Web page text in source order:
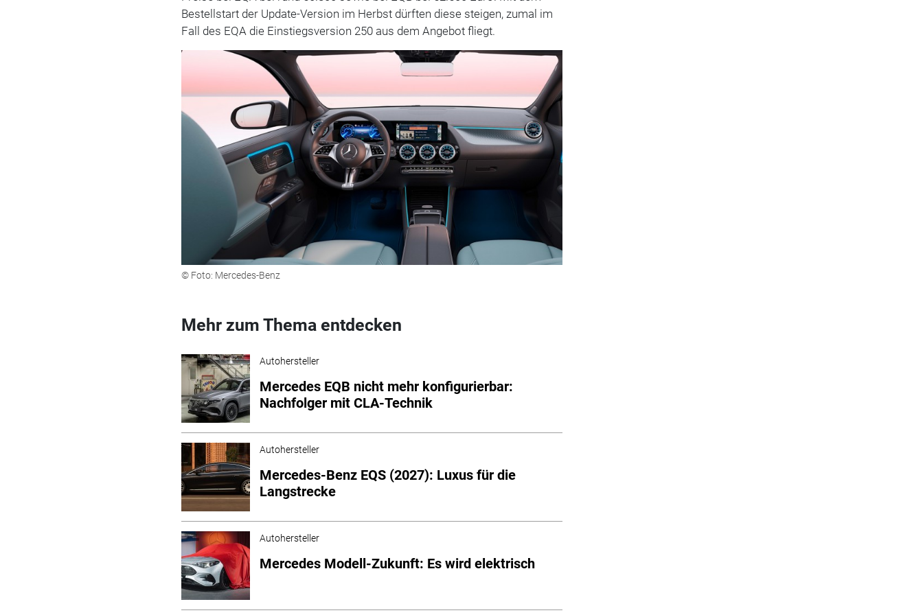
Bestellstart der Update-Version im Herbst dürften diese steigen, zumal im
Fall des EQA die Einstiegsversion 250 aus dem Angebot fliegt.
© Foto: Mercedes-Benz
Mehr zum Thema entdecken
Autohersteller
Mercedes EQB nicht mehr konfigurierbar:
Nachfolger mit CLA-Technik
Autohersteller
Mercedes-Benz EQS (2027): Luxus für die
Langstrecke
Autohersteller
Mercedes Modell-Zukunft: Es wird elektrisch